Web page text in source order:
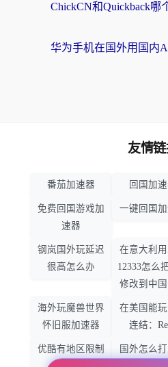
友情链
番茄加速器 回国加
免费回国游戏加
速器
一键回国
钢岚国外玩延迟
很高怎么办
在意大利
12333怎么
修改到中
海外玩魔兽世界
怀旧服加速器
在美国能
连结：
优酷有地区限制
国外怎么